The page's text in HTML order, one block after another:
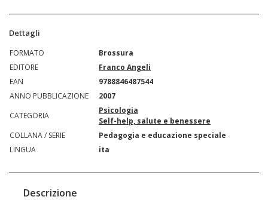
Dettagli
FORMATO
Brossura
EDITORE
Franco Angeli
EAN
9788846487544
ANNO PUBBLICAZIONE
2007
CATEGORIA
Psicologia
Self-help, salute e benessere
COLLANA / SERIE
Pedagogia e educazione speciale
LINGUA
ita
Descrizione